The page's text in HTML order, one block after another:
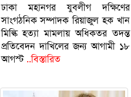
ঢাকা মহানগর যুবলীগ দক্ষিণের
সাংগঠনিক সম্পাদক রিয়াজুল হক খান
মিল্কি হত্যা মামলায় অধিকতর তদন্ত
প্রতিবেদন দাখিলের জন্য আগামী ১৮
আগস্ট ..বিস্তারিত